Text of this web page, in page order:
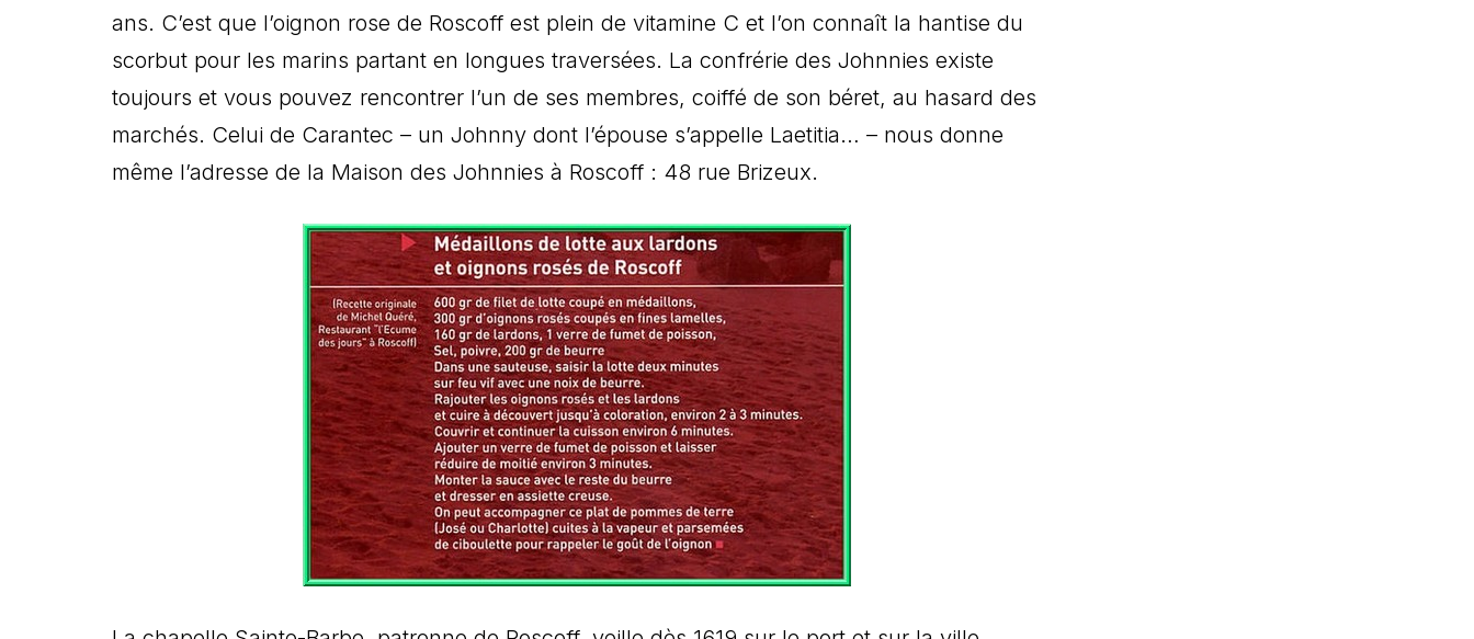
ans. C’est que l’oignon rose de Roscoff est plein de vitamine C et l’on connaît la hantise du
scorbut pour les marins partant en longues traversées. La confrérie des Johnnies existe
toujours et vous pouvez rencontrer l’un de ses membres, coiffé de son béret, au hasard des
marchés. Celui de Carantec – un Johnny dont l’épouse s’appelle Laetitia… – nous donne
même l’adresse de la Maison des Johnnies à Roscoff : 48 rue Brizeux.